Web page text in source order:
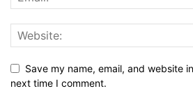
Save my name, email, and website
next time I comment.